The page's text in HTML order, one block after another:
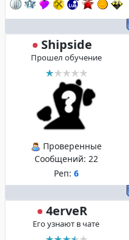
Shipside
Прошел обучение
Проверенные
Сообщений: 22
Реп: 6
4erveR
Его узнают в чате